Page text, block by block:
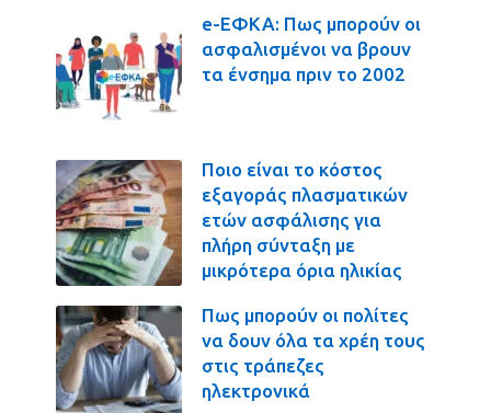
e-ΕΦΚΑ: Πως μπορούν οι
ασφαλισμένοι να βρουν
τα ένσημα πριν το 2002
Ποιο είναι το κόστος
εξαγοράς πλασματικών
ετών ασφάλισης για
πλήρη σύνταξη με
μικρότερα όρια ηλικίας
Πως μπορούν οι πολίτες
να δουν όλα τα χρέη τους
στις τράπεζες
ηλεκτρονικά